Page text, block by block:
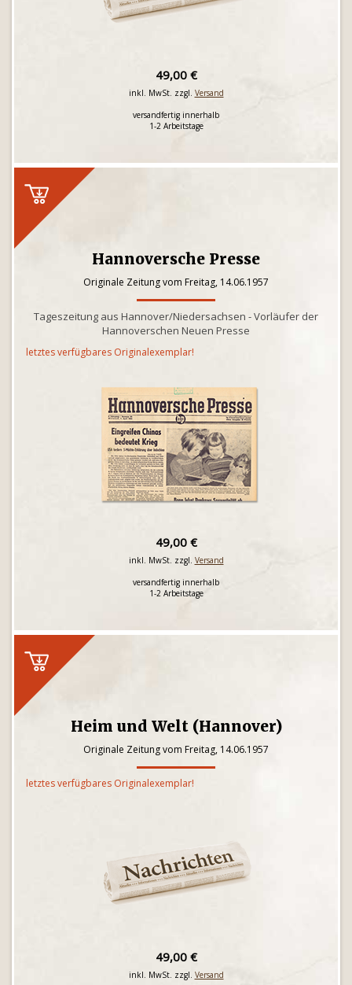
49,00 €
inkl. MwSt. zzgl. Versand
versandfertig innerhalb
1-2 Arbeitstage
Hannoversche Presse
Originale Zeitung vom Freitag, 14.06.1957
Tageszeitung aus Hannover/Niedersachsen - Vorläufer der
Hannoverschen Neuen Presse
letztes verfügbares Originalexemplar!
49,00 €
inkl. MwSt. zzgl. Versand
versandfertig innerhalb
1-2 Arbeitstage
Heim und Welt (Hannover)
Originale Zeitung vom Freitag, 14.06.1957
letztes verfügbares Originalexemplar!
49,00 €
inkl. MwSt. zzgl. Versand